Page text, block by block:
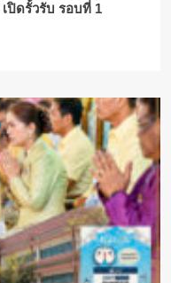
ปิดรั้วรับ รอบที่ 1